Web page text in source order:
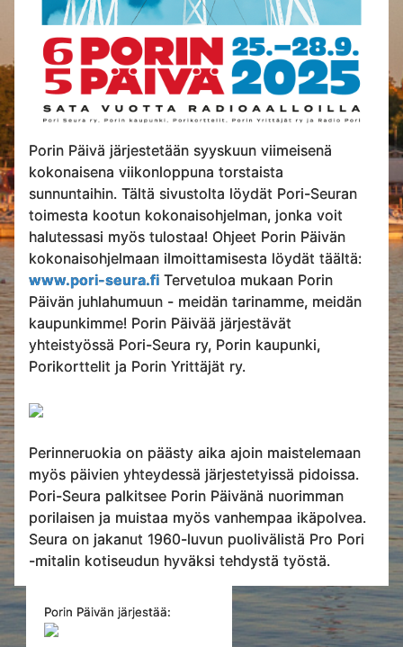
Porin Päivä järjestetään syyskuun viimeisenä
kokonaisena viikonloppuna torstaista
sunnuntaihin. Tältä sivustolta löydät Pori-Seuran
toimesta kootun kokonaisohjelman, jonka voit
halutessasi myös tulostaa! Ohjeet Porin Päivän
kokonaisohjelmaan ilmoittamisesta löydät täältä:
www.pori-seura.fi Tervetuloa mukaan Porin
Päivän juhlahumuun - meidän tarinamme, meidän
kaupunkimme! Porin Päivää järjestävät
yhteistyössä Pori-Seura ry, Porin kaupunki,
Porikorttelit ja Porin Yrittäjät ry.
Perinneruokia on päästy aika ajoin maistelemaan
myös päivien yhteydessä järjestetyissä pidoissa.
Pori-Seura palkitsee Porin Päivänä nuorimman
porilaisen ja muistaa myös vanhempaa ikäpolvea.
Seura on jakanut 1960-luvun puolivälistä Pro Pori
-mitalin kotiseudun hyväksi tehdystä työstä.
Porin Päivän järjestää: